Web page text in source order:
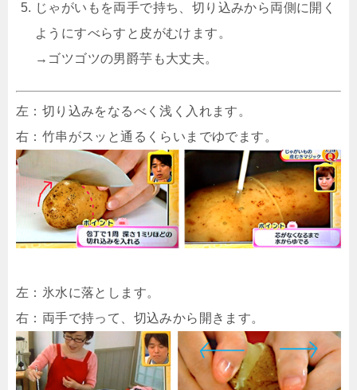
じゃがいもを両手で持ち、切り込みから両側に開く
ようにすべらすと皮がむけます。
→ゴツゴツの男爵芋も大丈夫。
左：切り込みをなるべく浅く入れます。
右：竹串がスッと通るくらいまでゆでます。
左：氷水に落とします。
右：両手で持って、切込みから開きます。